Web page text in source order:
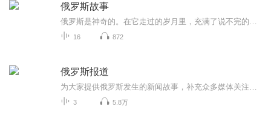
俄罗斯故事
16 872
俄罗斯报道
3 5.8万